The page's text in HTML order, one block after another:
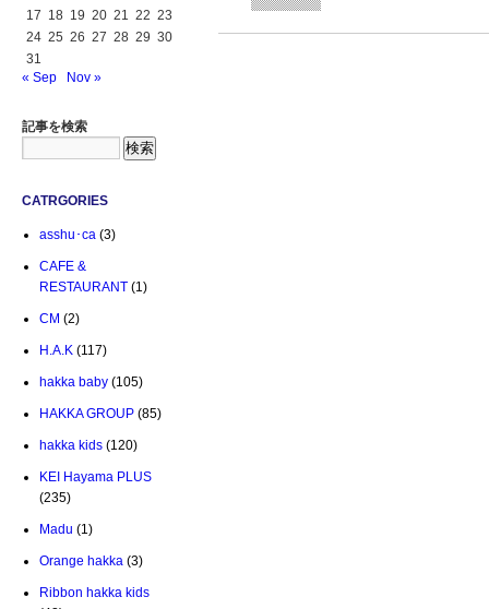
17 18 19 20 21 22 23
24 25 26 27 28 29 30
31
« Sep
Nov »
記事を検索
CATRGORIES
asshu･ca (3)
CAFE &
RESTAURANT (1)
CM (2)
H.A.K (117)
hakka baby (105)
HAKKA GROUP (85)
hakka kids (120)
KEI Hayama PLUS
(235)
Madu (1)
Orange hakka (3)
Ribbon hakka kids